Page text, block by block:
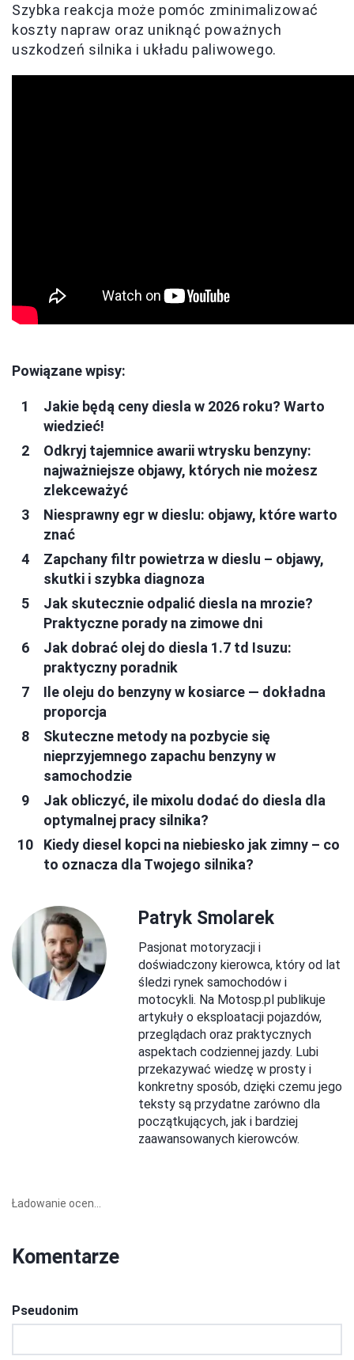
Szybka reakcja może pomóc zminimalizować
koszty napraw oraz uniknąć poważnych
uszkodzeń silnika i układu paliwowego.
Powiązane wpisy:
Jakie będą ceny diesla w 2026 roku? Warto
wiedzieć!
Odkryj tajemnice awarii wtrysku benzyny:
najważniejsze objawy, których nie możesz
zlekceważyć
Niesprawny egr w dieslu: objawy, które warto
znać
Zapchany filtr powietrza w dieslu – objawy,
skutki i szybka diagnoza
Jak skutecznie odpalić diesla na mrozie?
Praktyczne porady na zimowe dni
Jak dobrać olej do diesla 1.7 td Isuzu:
praktyczny poradnik
Ile oleju do benzyny w kosiarce — dokładna
proporcja
Skuteczne metody na pozbycie się
nieprzyjemnego zapachu benzyny w
samochodzie
Jak obliczyć, ile mixolu dodać do diesla dla
optymalnej pracy silnika?
Kiedy diesel kopci na niebiesko jak zimny – co
to oznacza dla Twojego silnika?
Patryk Smolarek
Pasjonat motoryzacji i
doświadczony kierowca, który od lat
śledzi rynek samochodów i
motocykli. Na Motosp.pl publikuje
artykuły o eksploatacji pojazdów,
przeglądach oraz praktycznych
aspektach codziennej jazdy. Lubi
przekazywać wiedzę w prosty i
konkretny sposób, dzięki czemu jego
teksty są przydatne zarówno dla
początkujących, jak i bardziej
zaawansowanych kierowców.
Ładowanie ocen...
Komentarze
Pseudonim